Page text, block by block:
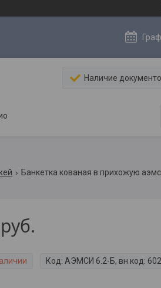
Наличие
Банкетка кованая в прихожую
руб.
Код: АЭМСИ 6.2-Б, вн код: 602